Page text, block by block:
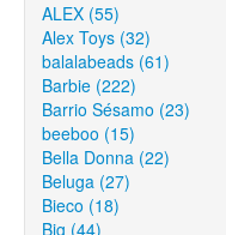
ALEX (55)
Alex Toys (32)
balalabeads (61)
Barbie (222)
Barrio Sésamo (23)
beeboo (15)
Bella Donna (22)
Beluga (27)
Bieco (18)
Big (44)